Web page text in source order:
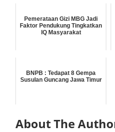
Pemerataan Gizi MBG Jadi
Faktor Pendukung Tingkatkan
IQ Masyarakat
BNPB : Tedapat 8 Gempa
Susulan Guncang Jawa Timur
About The